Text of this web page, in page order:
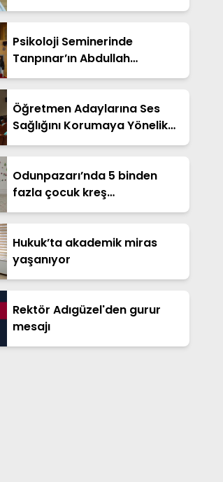
Psikoloji Seminerinde
Tanpınar’ın Abdullah
Efendi’nin Rüyaları Konuşuldu
Öğretmen Adaylarına Ses
Sağlığını Korumaya Yönelik
Eğitim Verildi
Odunpazarı’nda 5 binden
fazla çocuk kreş
hizmetlerinden yararlandı
Hukuk’ta akademik miras
yaşanıyor
Rektör Adıgüzel'den gurur
mesajı